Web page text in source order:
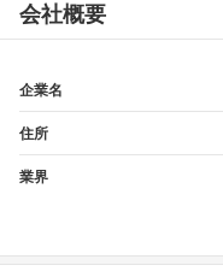
会社概要
企業名
住所
業界